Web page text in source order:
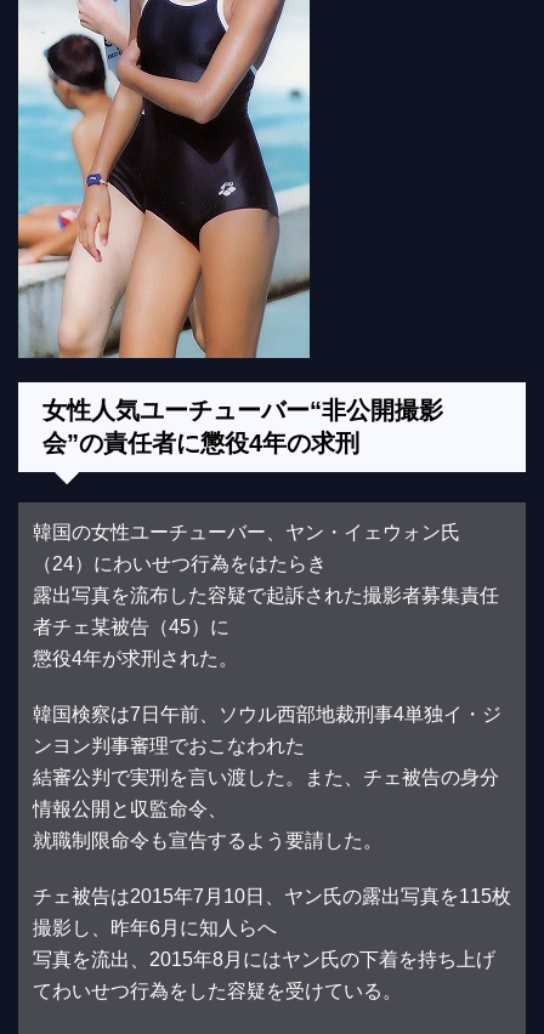
女性人気ユーチューバー“非公開撮影
会”の責任者に懲役4年の求刑
韓国の女性ユーチューバー、ヤン・イェウォン氏
（24）にわいせつ行為をはたらき
露出写真を流布した容疑で起訴された撮影者募集責任
者チェ某被告（45）に
懲役4年が求刑された。
韓国検察は7日午前、ソウル西部地裁刑事4単独イ・ジ
ンヨン判事審理でおこなわれた
結審公判で実刑を言い渡した。また、チェ被告の身分
情報公開と収監命令、
就職制限命令も宣告するよう要請した。
チェ被告は2015年7月10日、ヤン氏の露出写真を115枚
撮影し、昨年6月に知人らへ
写真を流出、2015年8月にはヤン氏の下着を持ち上げ
てわいせつ行為をした容疑を受けている。